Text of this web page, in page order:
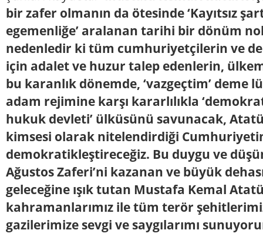
bir zafer olmanın da ötesinde ‘Kayıtsız
egemenliğe’ aralanan tarihi bir dönüm
nedenledir ki tüm cumhuriyetçilerin ve
için adalet ve huzur talep edenlerin,
bu karanlık dönemde, ‘vazgeçtim’ deme
adam rejimine karşı kararlılıkla
hukuk devleti’ ülküsünü savunacak,
kimsesi olarak nitelendirdiği
demokratikleştireceğiz. Bu duygu ve
Ağustos Zaferi’ni kazanan ve büyük
geleceğine ışık tutan Mustafa Kemal
kahramanlarımız ile tüm terör
gazilerimize sevgi ve saygılarımı